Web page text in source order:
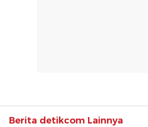
Berita detikcom Lainnya